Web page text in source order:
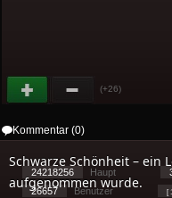
(+26)
Kommentar (0)
Schwarze Schönheit – ein
aufgenommen wurde.
24218256 Haupt
26657
Benutzer [